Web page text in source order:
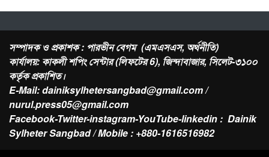
সম্পাদক ও প্রকাশক : পারভীন বেগম (এমএসএস, অর্থনীতি)
কার্যালয়: কাকলী শপিং সেন্টার (লিফটের 6), জিন্দাবাজার, সিলেট-৩১০০
কর্তৃক প্রকাশিত।
E-Mail: dainiksylhetersangbad@gmail.com /
nurul.press05@gmail.com
Facebook-Twitter-instagram-YouTube-linkedin : Dainik
Sylheter Sangbad / Mobile : +880-1616516982